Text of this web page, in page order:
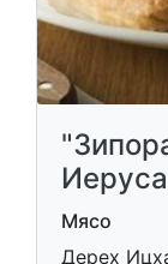
Мясо
Дерех